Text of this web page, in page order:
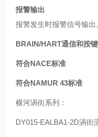
报警输出
报警发生时报警信号输出
BRAIN/HART通信和按
符合NACE标准
符合NAMUR 43标准
横河涡街系列：
DY015-EALBA1-2D涡街